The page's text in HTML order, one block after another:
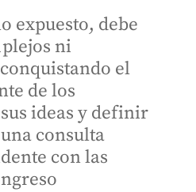
expuesto, debe
ni
el
de los
ideas y definir
consulta
con las